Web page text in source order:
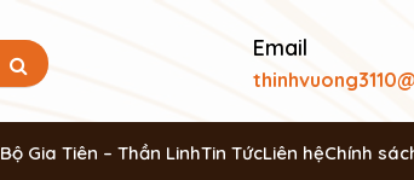
Email
Bộ Gia Tiên – Thần LinhTin TứcLiên hệChính